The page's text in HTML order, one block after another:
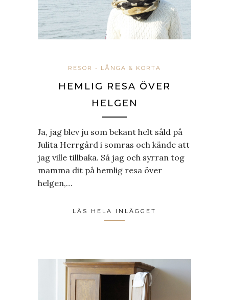
RESOR - LÅNGA & KORTA
HEMLIG RESA ÖVER
HELGEN
Ja, jag blev ju som bekant helt såld på
Julita Herrgård i somras och kände att
jag ville tillbaka. Så jag och syrran tog
mamma dit på hemlig resa över
helgen,…
LÄS HELA INLÄGGET